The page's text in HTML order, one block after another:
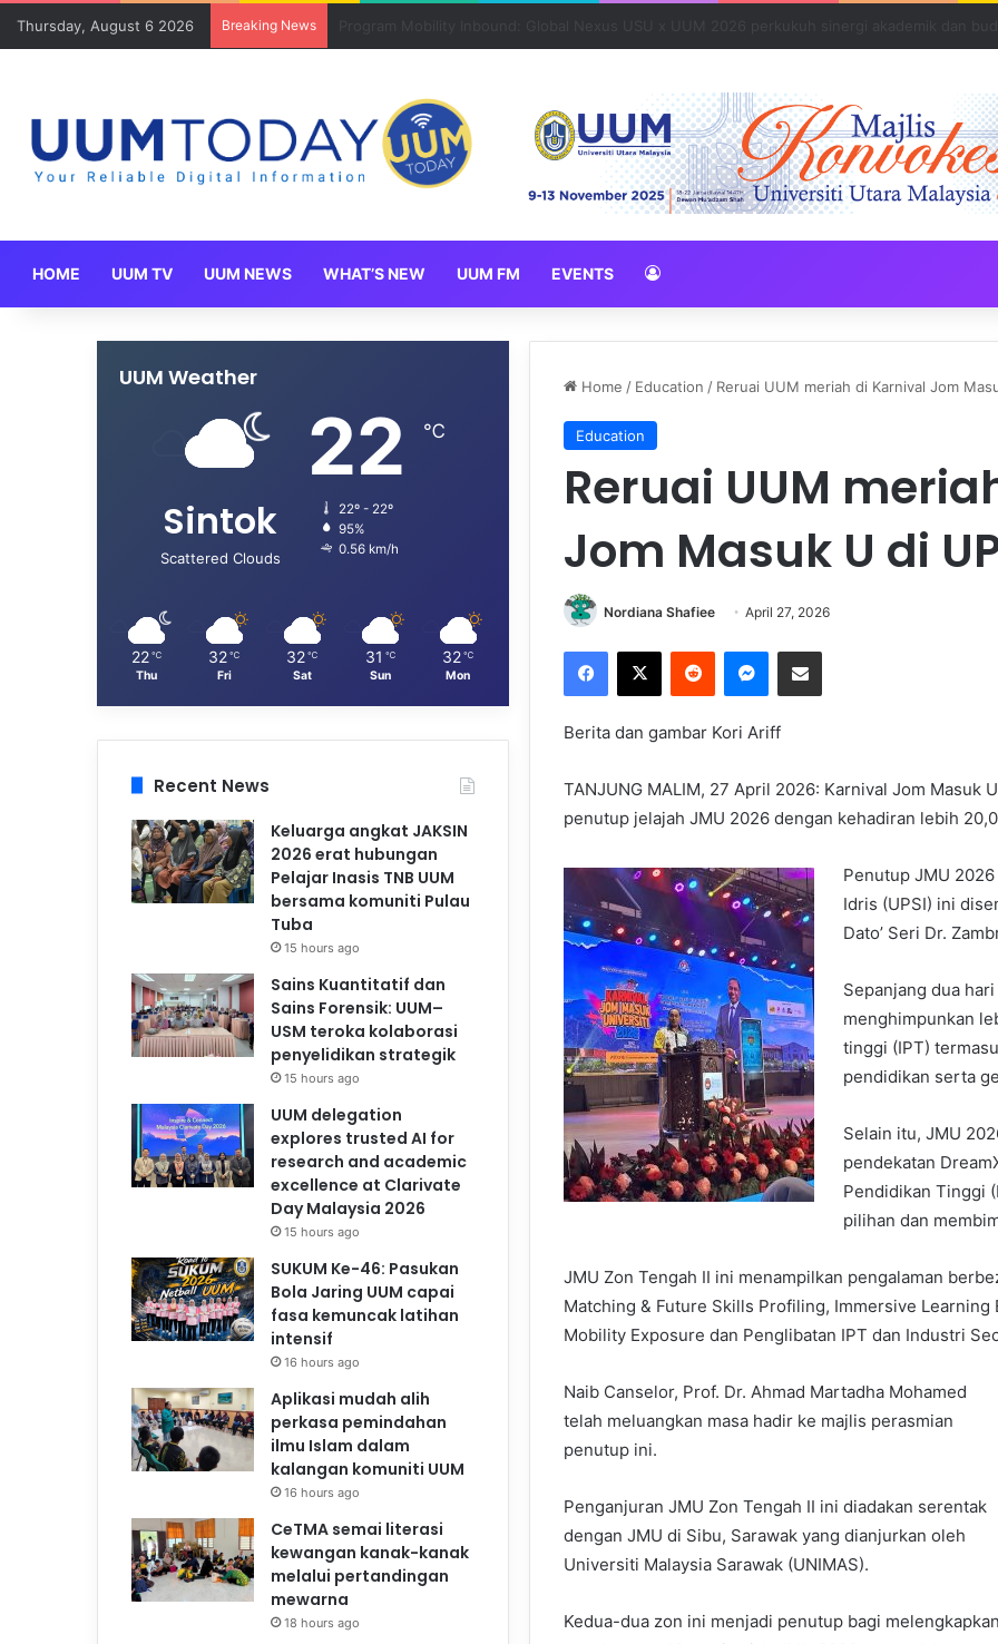
Thursday, August 6 2026 Breaking News
HOME UUM TV UUM NEWS WHAT’S NEW UUM FM EVENTS
Home / Education / Reruai UUM meriah di Karnival Jom
Education
Reruai UUM
Jom Masuk U di
Nordiana Shafiee April 27, 2026
Berita dan gambar Kori Ariff
TANJUNG MALIM, 27 April 2026: Karnival Jom Masuk
penutup jelajah JMU 2026 dengan kehadiran lebih
Penutup JMU
Idris (UPSI) ini
Dato’ Seri Dr.
Sepanjang dua
menghimpunkan
tinggi (IPT)
pendidikan serta
Selain itu, JMU
pendekatan
Pendidikan Tinggi
pilihan dan
JMU Zon Tengah II ini menampilkan pengalaman
Matching & Future Skills Profiling, Immersive Learning
Mobility Exposure dan Penglibatan IPT dan Industri
Naib Canselor, Prof. Dr. Ahmad Martadha Mohamed
telah meluangkan masa hadir ke majlis perasmian
penutup ini.
Penganjuran JMU Zon Tengah II ini diadakan serentak
dengan JMU di Sibu, Sarawak yang dianjurkan oleh
Universiti Malaysia Sarawak (UNIMAS).
Kedua-dua zon ini menjadi penutup bagi
UUM Weather
Sintok
Scattered Clouds
22 ℃
22º - 22º
95%
0.56 km/h
22 ℃
Thu
32 ℃
Fri
32 ℃
Sat
31 ℃
Sun
32 ℃
Mon
Recent News
Keluarga angkat JAKSIN
2026 erat hubungan
Pelajar Inasis TNB UUM
bersama komuniti Pulau
Tuba
15 hours ago
Sains Kuantitatif dan
Sains Forensik: UUM–
USM teroka kolaborasi
penyelidikan strategik
15 hours ago
UUM delegation
explores trusted AI for
research and academic
excellence at Clarivate
Day Malaysia 2026
15 hours ago
SUKUM Ke-46: Pasukan
Bola Jaring UUM capai
fasa kemuncak latihan
intensif
16 hours ago
Aplikasi mudah alih
perkasa pemindahan
ilmu Islam dalam
kalangan komuniti UUM
16 hours ago
CeTMA semai literasi
kewangan kanak-kanak
melalui pertandingan
mewarna
18 hours ago